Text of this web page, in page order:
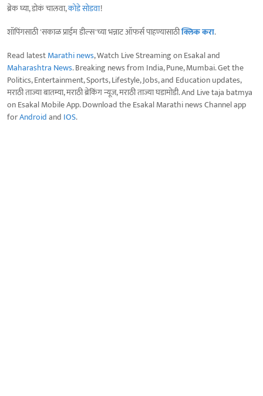
ब्रेक घ्या, डोकं चालवा,कोडे सोडवा!
शॉपिंगसाठी 'सकाळ प्राईम डील्स'च्या भन्नाट ऑफर्स पाहण्यासाठीक्लिक करा.
Read latestMarathi news, Watch Live Streaming on Esakal and
Maharashtra News. Breaking news from India, Pune, Mumbai. Get the
Politics, Entertainment, Sports, Lifestyle, Jobs, and Education updates,
मराठी ताज्या बातम्या, मराठी ब्रेकिंग न्यूज, मराठी ताज्या घडामोडी. And Live taja batmya
on Esakal Mobile App. Download the Esakal Marathi news Channel app
forAndroidand IOS.